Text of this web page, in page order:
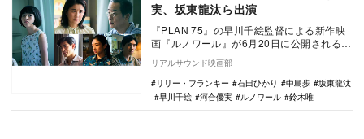
実、坂東龍汰ら出演
『PLAN 75』の早川千絵監督による新作映
画『ルノワール』が6月20日に公開されるこ
とが決定した。 本作は、長編初監督作
『…
リアルサウンド映画部
リリー・フランキー
石田ひかり 中島歩
坂東龍汰
早川千絵
河合優実 ルノワール 鈴木唯